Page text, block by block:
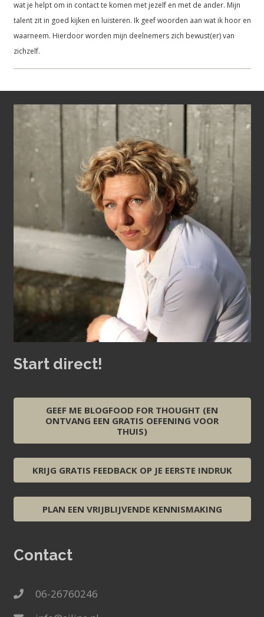
wat je helpt om in contact te komen met jezelf en met de ander. Mijn
talent zit in goed kijken en luisteren. Ik geef woorden aan wat ik hoor en
waarneem. Hierdoor worden mijn deelnemers zich bewust(er) van
zichzelf.
Start direct!
GEEF ME BLOGFOOD FOR THOUGHT (EN
ONTVANG EEN GRATIS OEFENING VOOR
THUIS)
KRIJG GRATIS FEEDBACK OP JE EERSTE INDRUK
PLAN EEN VRIJBLIJVENDE KENNISMAKING
Contact
06-26760246